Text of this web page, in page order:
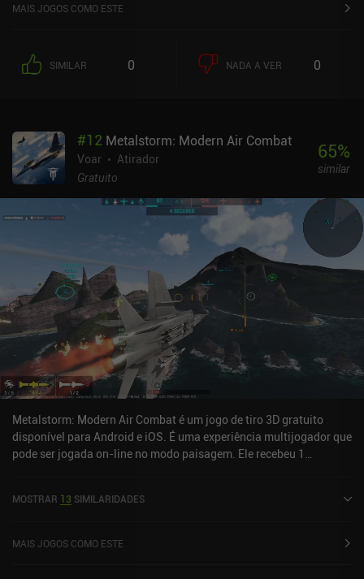
MAIS JOGOS COMO ESTE
SIMILAR 0 NADA A VER 0
#12 Metalstorm: Modern Air Combat
Voar
Atirador
Gratuito
65%
similar
Metalstorm: Modern Air Combat é um jogo de tiro 3D gratuito
disponível para Android e iOS. É uma experiência multijogador que
pode ser jogada on-line no modo paisagem. Ele recebeu 1
classificação atual de 4,7 de 5,0 no Google Play e 4,8 de 5,0 na iOS
MOSTRAR 13 SIMILARIDADES
MAIS JOGOS COMO ESTE